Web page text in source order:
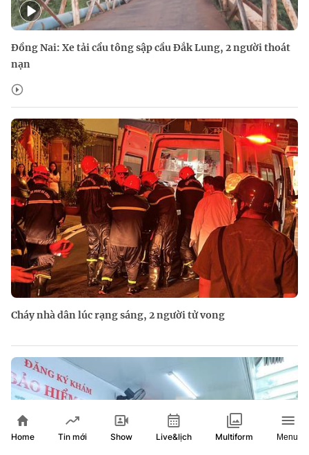
Đồng Nai: Xe tải cẩu tông sập cầu Đắk Lung, 2 người thoát
nạn
Cháy nhà dân lúc rạng sáng, 2 người tử vong
Home Tin mới Show Live&lịch Multiform Menu